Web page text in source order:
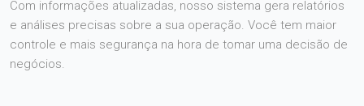
Com informações atualizadas, nosso sistema gera relatórios
e análises precisas sobre a sua operação. Você tem maior
controle e mais segurança na hora de tomar uma decisão de
negócios.